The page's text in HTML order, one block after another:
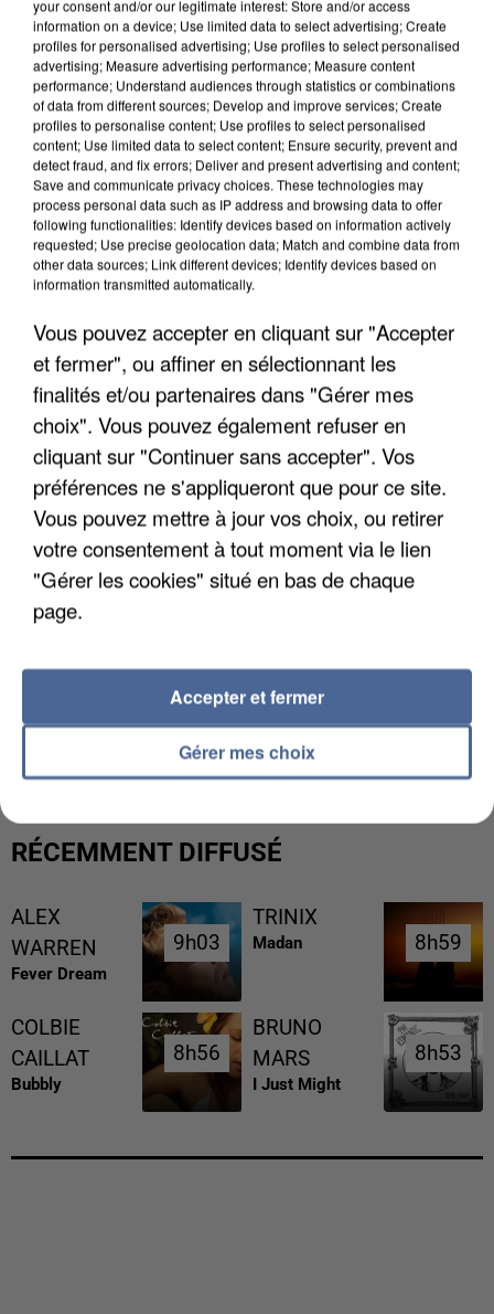
APRÈS TOUTES CES CANICULES, LES REFUGES
L’UN DES FONDATEURS SUPPOSÉS DE LA DZ
MAFIA INTERPELLÉ EN ALGÉRIE
RÉCEMMENT DIFFUSÉ
ALEX
WARREN
Fever Dream
9h03
9h03
TRINIX
Madan 8h59
8h59
COLBIE
CAILLAT
Bubbly
8h56
8h56
BRUNO
MARS
I Just Might
8h53
8h53
your consent and/or our legitimate interest: Store and/or access
information on a device; Use limited data to select advertising; Create
profiles for personalised advertising; Use profiles to select personalised
advertising; Measure advertising performance; Measure content
performance; Understand audiences through statistics or combinations
of data from different sources; Develop and improve services; Create
profiles to personalise content; Use profiles to select personalised
content; Use limited data to select content; Ensure security, prevent and
detect fraud, and fix errors; Deliver and present advertising and content;
Save and communicate privacy choices. These technologies may
process personal data such as IP address and browsing data to offer
following functionalities: Identify devices based on information actively
requested; Use precise geolocation data; Match and combine data from
other data sources; Link different devices; Identify devices based on
information transmitted automatically.
Vous pouvez accepter en cliquant sur "Accepter
et fermer", ou affiner en sélectionnant les
finalités et/ou partenaires dans "Gérer mes
choix". Vous pouvez également refuser en
cliquant sur "Continuer sans accepter". Vos
préférences ne s'appliqueront que pour ce site.
Vous pouvez mettre à jour vos choix, ou retirer
votre consentement à tout moment via le lien
"Gérer les cookies" situé en bas de chaque
page.
Gérer mes choix
Accepter et fermer